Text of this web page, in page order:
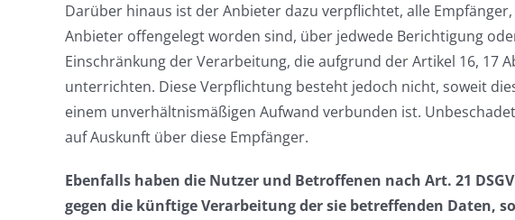
Darüber hinaus ist der Anbieter dazu verpflichtet, alle
Anbieter offengelegt worden sind, über jedwede Berichtigung
Einschränkung der Verarbeitung, die aufgrund der Artikel 16, 17
unterrichten. Diese Verpflichtung besteht jedoch nicht, soweit
einem unverhältnismäßigen Aufwand verbunden ist.
auf Auskunft über diese Empfänger.
Ebenfalls haben die Nutzer und Betroffenen nach Art. 21
gegen die künftige Verarbeitung der sie betreffenden Daten,